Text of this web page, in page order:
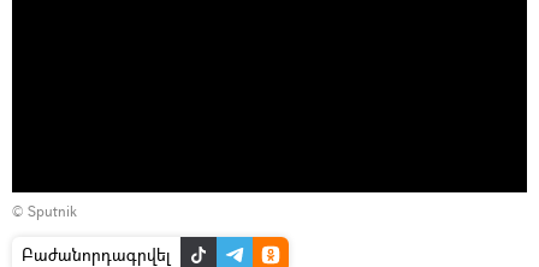
© Sputnik
Բաժանորդագրվել